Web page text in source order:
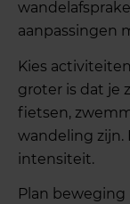
aanpassingen
Kies
groter is dat je
fietsen,
wandeling zijn.
intensiteit.
Plan beweging